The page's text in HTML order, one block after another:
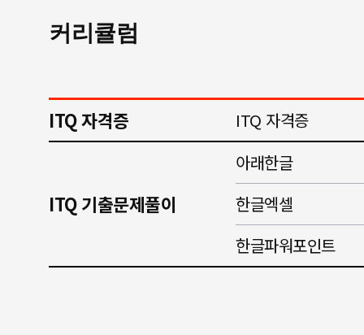
커리큘럼
ITQ 자격증 ITQ 자격증
ITQ 기출문제풀이
아래한글
한글엑셀
한글파워포인트